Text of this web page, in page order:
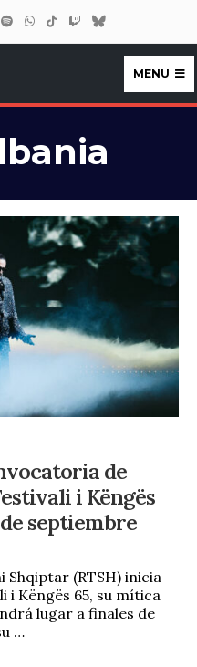
MENU
de
i Këngës
septiembre
Shqiptar (RTSH) inicia
i Këngës 65, su mítica
lugar a finales de
…